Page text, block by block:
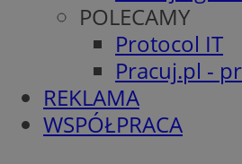
POLECAMY
Protocol IT
Pracuj.pl -
REKLAMA
WSPÓŁPRACA